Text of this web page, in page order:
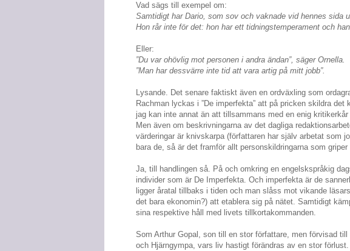
Vad sägs till exempel om:
Samtidigt har Dario, som sov och vaknade vid hennes sida
Hon rår inte för det: hon har ett tidningstemperament och
Eller:
”Du var ohövlig mot personen i andra ändan”, säger Ornella.
”Man har dessvärre inte tid att vara artig på mitt jobb”.
Lysande. Det senare faktiskt även en ordväxling som
Rachman lyckas i ”De imperfekta” att på pricken skildra
jag kan inte annat än att tillsammans med en enig
Men även om beskrivningarna av det dagliga
värderingar är knivskarpa (författaren har själv arbetat som
bara de, så är det framför allt personskildringarna som
Ja, till handlingen så. På och omkring en engelskspråkig
individer som är De Imperfekta. Och imperfekta är de
ligger åratal tillbaks i tiden och man slåss mot vikande
det bara ekonomin?) att etablera sig på nätet. Samtidigt
sina respektive håll med livets tillkortakommanden.
Som Arthur Gopal, son till en stor författare, men förvisad
och Hjärngympa, vars liv hastigt förändras av en stor